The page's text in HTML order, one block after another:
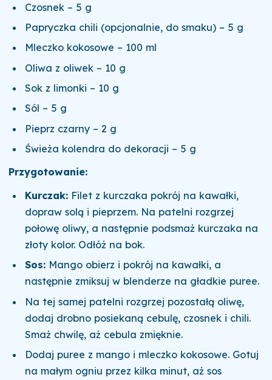
Czosnek – 5 g
Papryczka chili (opcjonalnie, do smaku) – 5 g
Mleczko kokosowe – 100 ml
Oliwa z oliwek – 10 g
Sok z limonki – 10 g
Sól – 5 g
Pieprz czarny – 2 g
Świeża kolendra do dekoracji – 5 g
Przygotowanie:
Kurczak: Filet z kurczaka pokrój na kawałki,
dopraw solą i pieprzem. Na patelni rozgrzej
połowę oliwy, a następnie podsmaż kurczaka na
złoty kolor. Odłóż na bok.
Sos: Mango obierz i pokrój na kawałki, a
następnie zmiksuj w blenderze na gładkie puree.
Na tej samej patelni rozgrzej pozostałą oliwę,
dodaj drobno posiekaną cebulę, czosnek i chili.
Smaż chwilę, aż cebula zmięknie.
Dodaj puree z mango i mleczko kokosowe. Gotuj
na małym ogniu przez kilka minut, aż sos